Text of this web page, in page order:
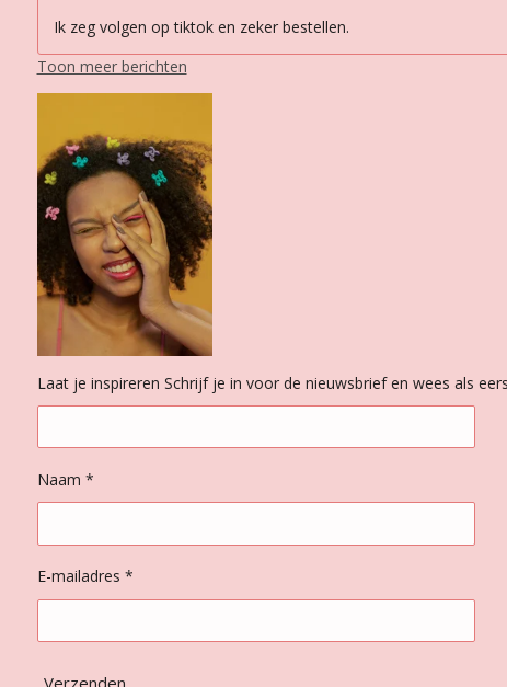
Ik zeg volgen op tiktok en zeker bestellen.
Toon meer berichten
Laat je inspireren Schrijf je in voor de nieuwsbrief en wees als
Naam *
E-mailadres *